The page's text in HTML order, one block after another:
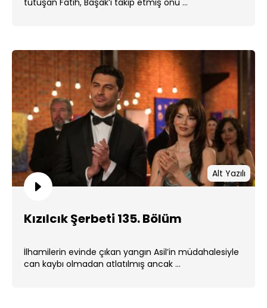
Alt Yazılı
Kızılcık Şerbeti 135. Bölüm
İlhamilerin evinde çıkan yangın Asil’in müdahalesiyle
can kaybı olmadan atlatılmış ancak ...